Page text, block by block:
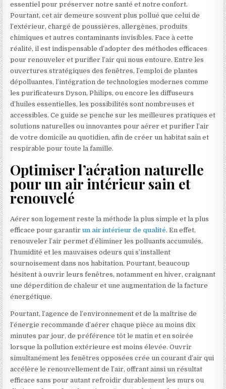
essentiel pour préserver notre santé et notre confort.
Pourtant, cet air demeure souvent plus pollué que celui de
l’extérieur, chargé de poussières, allergènes, produits
chimiques et autres contaminants invisibles. Face à cette
réalité, il est indispensable d’adopter des méthodes efficaces
pour renouveler et purifier l’air qui nous entoure. Entre les
ouvertures stratégiques des fenêtres, l’emploi de plantes
dépolluantes, l’intégration de technologies modernes comme
les purificateurs Dyson, Philips, ou encore les diffuseurs
d’huiles essentielles, les possibilités sont nombreuses et
accessibles. Ce guide se penche sur les meilleures pratiques et
solutions naturelles ou innovantes pour aérer et purifier l’air
de votre domicile au quotidien, afin de créer un habitat sain et
respirable pour toute la famille.
Optimiser l’aération naturelle
pour un air intérieur sain et
renouvelé
Aérer son logement reste la méthode la plus simple et la plus
efficace pour garantirun air intérieur de qualité. En effet,
renouveler l’air permet d’éliminer les polluants accumulés,
l’humidité et les mauvaises odeurs qui s’installent
sournoisement dans nos habitation. Pourtant, beaucoup
hésitent à ouvrir leurs fenêtres, notamment en hiver, craignant
une déperdition de chaleur et une augmentation de la facture
énergétique.
Pourtant, l’agence de l’environnement et de la maîtrise de
l’énergie recommande d’aérer chaque pièce au moins dix
minutes par jour, de préférence tôt le matin et en soirée
lorsque la pollution extérieure est moins élevée. Ouvrir
simultanément les fenêtres opposées crée un courant d’air qui
accélère le renouvellement de l’air, offrant ainsi un résultat
efficace sans pour autant refroidir durablement les murs ou